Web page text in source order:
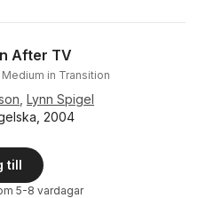
After TV
in Transition
Lynn Spigel
2004
till
5-8 vardagar